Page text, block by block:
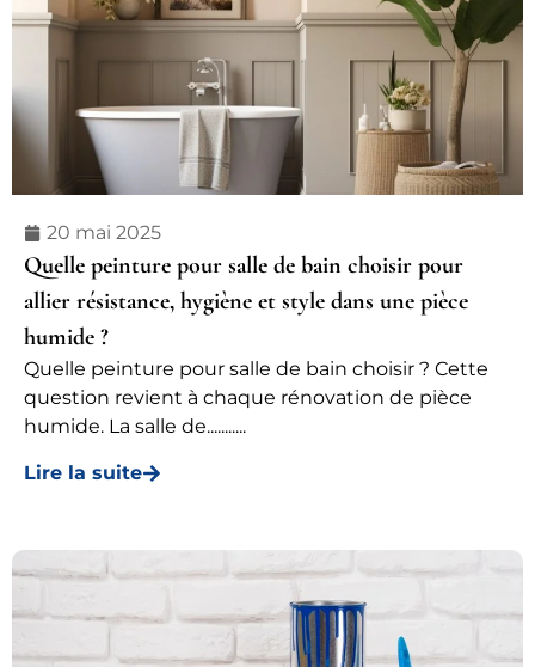
20 mai 2025
Quelle peinture pour salle de bain choisir pour
allier résistance, hygiène et style dans une pièce
humide ?
Quelle peinture pour salle de bain choisir ? Cette
question revient à chaque rénovation de pièce
humide. La salle de...........
Lire la suite